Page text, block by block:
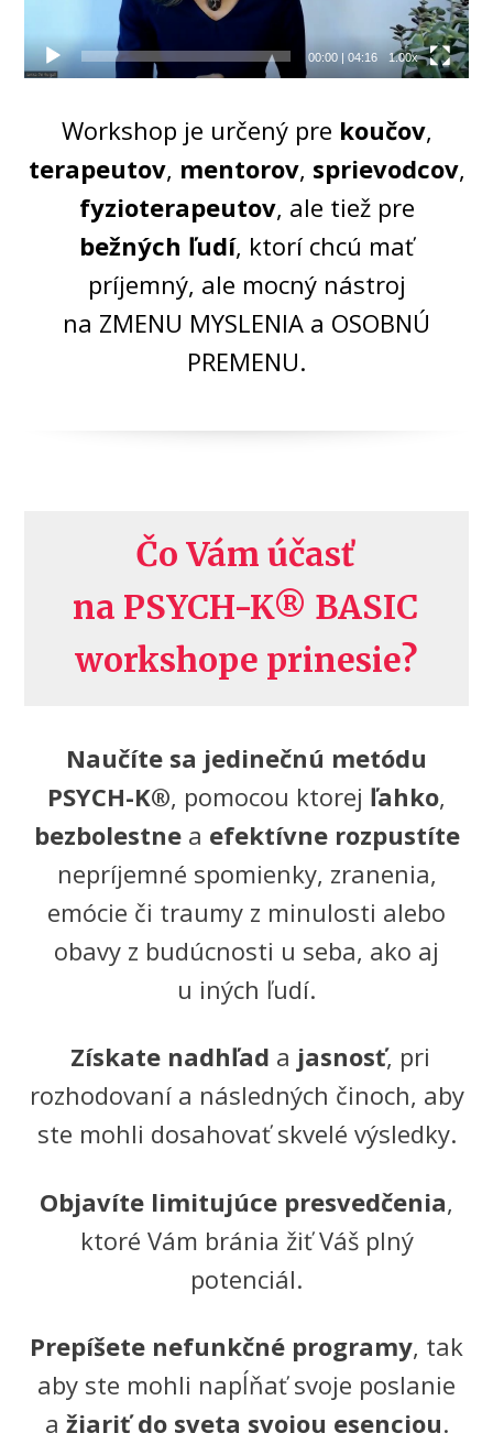
00:00| 04:16 1.00x
Workshop je určený pre koučov,
terapeutov, mentorov, sprievodcov,
fyzioterapeutov, ale tiež pre
bežných ľudí, ktorí chcú mať
príjemný, ale mocný nástroj
na ZMENU MYSLENIA a OSOBNÚ
PREMENU.
Čo Vám účasť
na PSYCH-K® BASIC
workshope prinesie?
Naučíte sa jedinečnú metódu
PSYCH-K®, pomocou ktorej ľahko,
bezbolestne a efektívne rozpustíte
nepríjemné spomienky, zranenia,
emócie či traumy z minulosti alebo
obavy z budúcnosti u seba, ako aj
u iných ľudí.
Získate nadhľad a jasnosť, pri
rozhodovaní a následných činoch, aby
ste mohli dosahovať skvelé výsledky.
Objavíte limitujúce presvedčenia,
ktoré Vám bránia žiť Váš plný
potenciál.
Prepíšete nefunkčné programy, tak
aby ste mohli napĺňať svoje poslanie
a žiariť do sveta svojou esenciou.